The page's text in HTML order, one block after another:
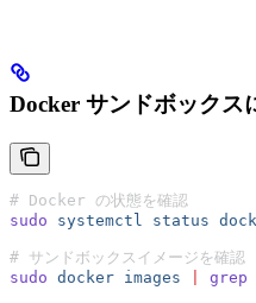
Docker サンドボックス
# Docker の状態を確認
sudo systemctl status
# サンドボックスイメージを確認
sudo docker images grep